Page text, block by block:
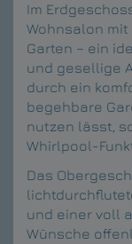
Im
Wohnsalon mit
Garten – ein
und gesellige
durch ein
begehbare
nutzen lässt,
Whirlpool-
Das
und einer voll
Wünsche